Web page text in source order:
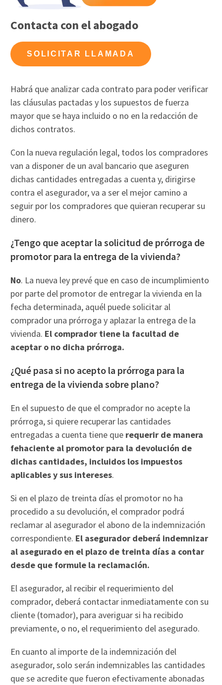
Contacta con el abogado
SOLICITAR LLAMADA
Habrá que analizar cada contrato para poder verificar
las cláusulas pactadas y los supuestos de fuerza
mayor que se haya incluido o no en la redacción de
dichos contratos.
Con la nueva regulación legal, todos los compradores
van a disponer de un aval bancario que aseguren
dichas cantidades entregadas a cuenta y, dirigirse
contra el asegurador, va a ser el mejor camino a
seguir por los compradores que quieran recuperar su
dinero.
¿Tengo que aceptar la solicitud de prórroga de
promotor para la entrega de la vivienda?
No. La nueva ley prevé que en caso de incumplimiento
por parte del promotor de entregar la vivienda en la
fecha determinada, aquél puede solicitar al
comprador una prórroga y aplazar la entrega de la
vivienda. El comprador tiene la facultad de
aceptar o no dicha prórroga.
¿Qué pasa si no acepto la prórroga para la
entrega de la vivienda sobre plano?
En el supuesto de que el comprador no acepte la
prórroga, si quiere recuperar las cantidades
entregadas a cuenta tiene que requerir de manera
fehaciente al promotor para la devolución de
dichas cantidades, incluidos los impuestos
aplicables y sus intereses.
Si en el plazo de treinta días el promotor no ha
procedido a su devolución, el comprador podrá
reclamar al asegurador el abono de la indemnización
correspondiente. El asegurador deberá indemnizar
al asegurado en el plazo de treinta días a contar
desde que formule la reclamación.
El asegurador, al recibir el requerimiento del
comprador, deberá contactar inmediatamente con su
cliente (tomador), para averiguar si ha recibido
previamente, o no, el requerimiento del asegurado.
En cuanto al importe de la indemnización del
asegurador, solo serán indemnizables las cantidades
que se acredite que fueron efectivamente abonadas